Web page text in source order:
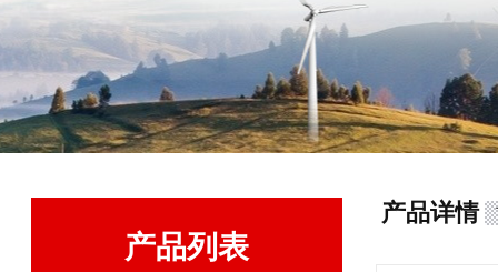
产品列表
产品详情